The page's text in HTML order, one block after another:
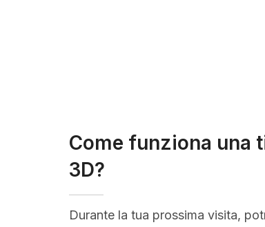
Come funziona una
3D?
Durante la tua prossima visita,